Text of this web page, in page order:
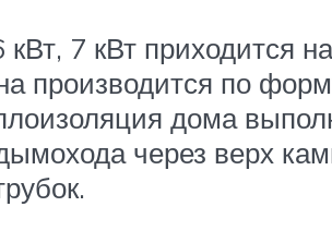
7 кВт приходится
производится по
дома
через верх